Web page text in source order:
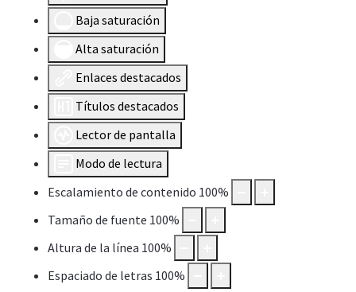
Baja saturación
Alta saturación
Enlaces destacados
Títulos destacados
Lector de pantalla
Modo de lectura
Escalamiento de contenido 100%
Tamaño de fuente 100%
Altura de la línea 100%
Espaciado de letras 100%